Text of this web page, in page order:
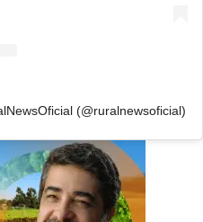
(@ruralnewsoficial)